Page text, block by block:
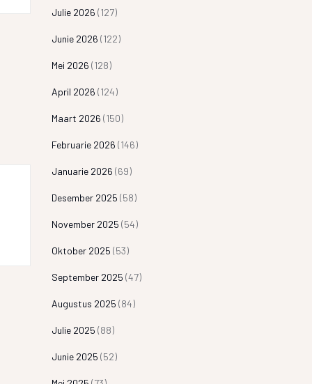
Julie 2026 (127)
Junie 2026 (122)
Mei 2026 (128)
April 2026 (124)
Maart 2026 (150)
Februarie 2026 (146)
Januarie 2026 (69)
Desember 2025 (58)
November 2025 (54)
Oktober 2025 (53)
September 2025 (47)
Augustus 2025 (84)
Julie 2025 (88)
Junie 2025 (52)